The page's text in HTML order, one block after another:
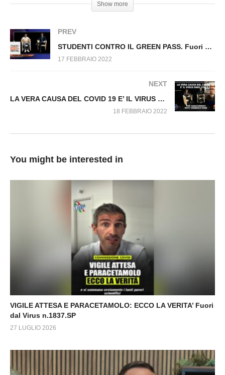
Show more
PREV
STUDENTI CONTRO IL GREEN PASS. Fuori dal Virus n.055.
17 FEBBRAIO 2022
NEXT
LA VERA CAUSA DEL COVID 19 E’ IL VIRUS SARS COV 2? Fuori dal Virus n.232
18 FEBBRAIO 2022
You might be interested in
VIGILE ATTESA E PARACETAMOLO: ECCO LA VERITA’ Fuori
dal Virus n.1837.SP
27 LUGLIO 2026